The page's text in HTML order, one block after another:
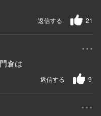
21
返信する
...
倉は
9
返信する
...